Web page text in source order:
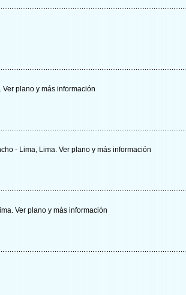
Ver plano y más información
- Lima, Lima. Ver plano y más información
Ver plano y más información